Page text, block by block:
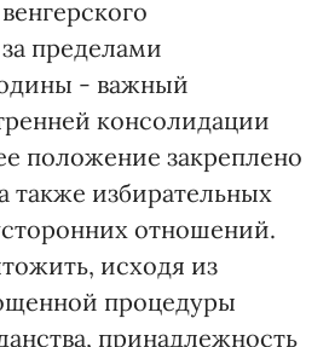
пределами
- важный
консолидации
положение закреплено
также избирательных
отношений.
исходя из
процедуры
принадлежность